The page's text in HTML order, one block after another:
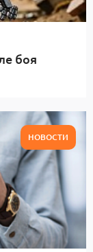
боя
НОВОСТИ